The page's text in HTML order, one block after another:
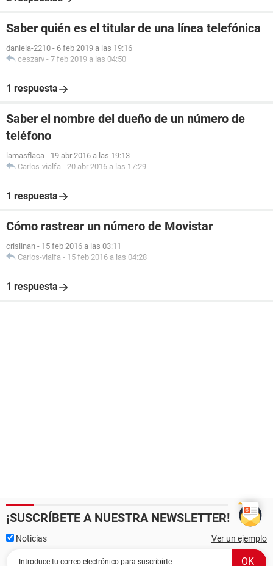
Saber quién es el titular de una línea telefónica
daniela-2210 - 6 feb 2019 a las 19:16
ceszarv - 7 feb 2019 a las 04:50
1 respuesta
Saber el nombre del dueño de un número de
teléfono
lamasflaca - 19 abr 2016 a las 19:13
Carlos-vialfa - 20 abr 2016 a las 17:29
1 respuesta
Cómo rastrear un número de Movistar
crislinan - 15 feb 2016 a las 03:11
Carlos-vialfa - 15 feb 2016 a las 04:28
1 respuesta
¡SUSCRÍBETE A NUESTRA NEWSLETTER!
Noticias Ver un ejemplo